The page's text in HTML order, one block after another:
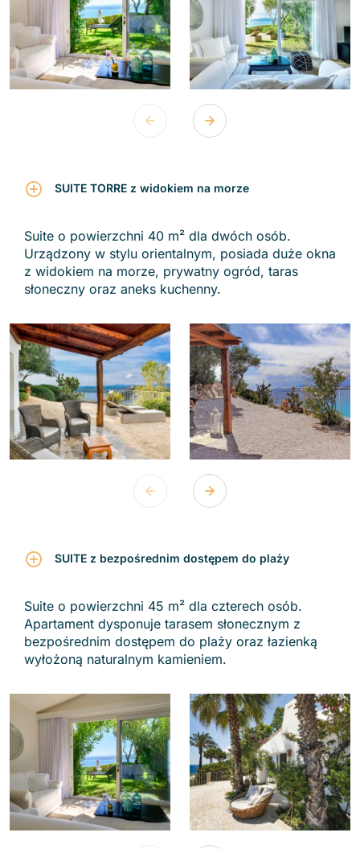
SUITE TORRE z widokiem na morze
Suite o powierzchni 40 m² dla dwóch osób.
Urządzony w stylu orientalnym, posiada duże okna
z widokiem na morze, prywatny ogród, taras
słoneczny oraz aneks kuchenny.
SUITE z bezpośrednim dostępem do plaży
Suite o powierzchni 45 m² dla czterech osób.
Apartament dysponuje tarasem słonecznym z
bezpośrednim dostępem do plaży oraz łazienką
wyłożoną naturalnym kamieniem.